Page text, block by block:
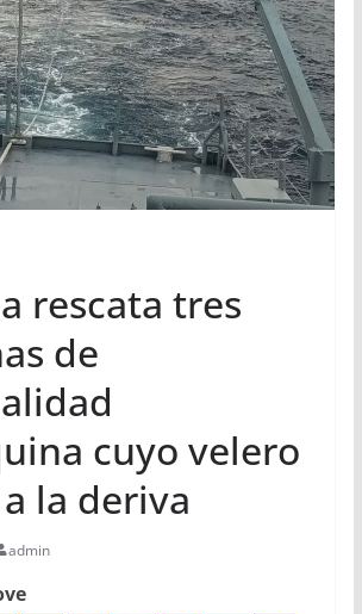
rescata tres
de
cuyo velero
la deriva
admin